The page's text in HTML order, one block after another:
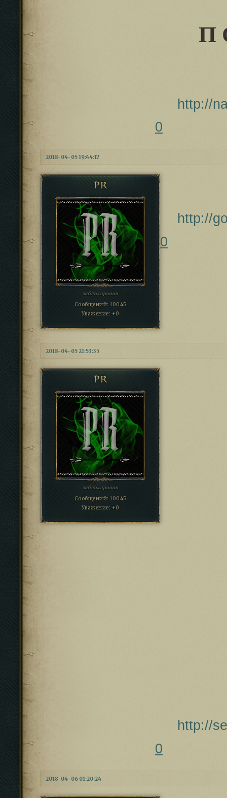
П
http://
0
2018-04-05 19:44:17
PR
заблокирован
Сообщений: 10045
Уважение: +0
http://
0
2018-04-05 21:53:35
PR
заблокирован
Сообщений: 10045
Уважение: +0
http://
0
2018-04-06 01:20:24